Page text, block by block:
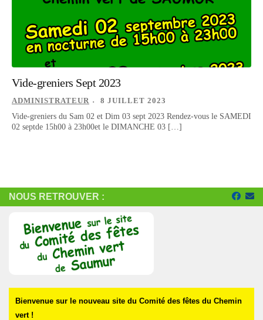
Vide-greniers Sept 2023
ADMINISTRATEUR
8 JUILLET 2023
Vide-greniers du Sam 02 et Dim 03 sept 2023 Rendez-vous le SAMEDI
02 septde 15h00 à 23h00et le DIMANCHE 03 […]
NOUS RETROUVER :
Bienvenue sur le nouveau site du Comité des fêtes du Chemin
vert !